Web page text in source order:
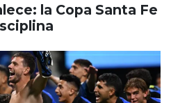
la Copa Santa Fe